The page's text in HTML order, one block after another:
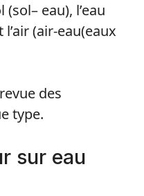
eau), l’eau
(air-eau(eaux
des
type.
sur eau